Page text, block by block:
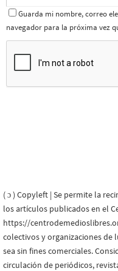
Guarda mi nombre, correo
navegador para la próxima vez
( ɔ ) Copyleft | Se permite la
los artículos publicados en el
https://
colectivos y organizaciones de
sea sin fines comerciales.
circulación de periódicos,